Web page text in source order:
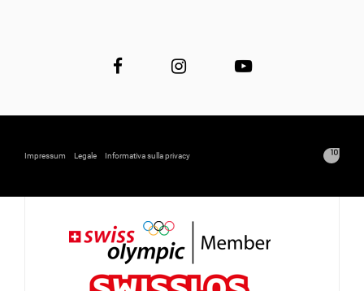
Impressum Legale Informativa sulla privacy